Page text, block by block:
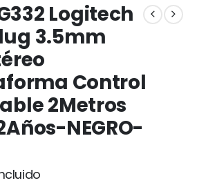
Logitech
3.5mm
Control
2Metros
NEGRO-